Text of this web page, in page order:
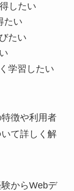
したい
たい
たい
学習したい
徴や利用者
て詳しく解
からWebデ